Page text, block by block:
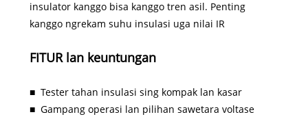
insulator kanggo bisa kanggo tren asil. Penting
kanggo ngrekam suhu insulasi uga nilai IR
FITUR lan keuntungan
■ Tester tahan insulasi sing kompak lan kasar
■ Gampang operasi lan pilihan sawetara voltase